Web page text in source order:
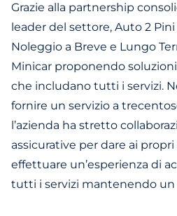
Grazie alla partnership
leader del settore, Auto 2
Noleggio a Breve e Lungo
Minicar proponendo
che includano tutti i servizi.
fornire un servizio a
l’azienda ha stretto
assicurative per dare ai
effettuare un’esperienza di
tutti i servizi mantenendo